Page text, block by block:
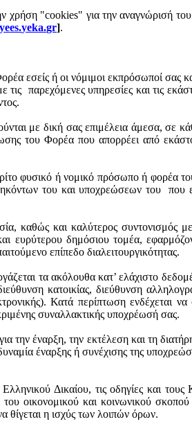
χρήση "cookies" για την αναγνώρισή
.yeka.gr].
εσείς ή οι νόμιμοι εκπρόσωποί σας
τις παρεχόμενες υπηρεσίες και τις
με δική σας επιμέλεια άμεσα, σε
του Φορέα που απορρέει από
φυσικό ή νομικό πρόσωπο ή φορέα
του και υποχρεώσεων του
που
καθώς και καλύτερος συντονισμός
δημόσιου τομέα,
επίπεδο διαλειτουργικότητας.
τα ακόλουθα κατ’ ελάχιστο
κατοικίας, διεύθυνση
Κατά περίπτωση ενδέχεται
συναλλακτικής υποχρέωσή σας.
την έναρξη, την εκτέλεση και τη
έναρξης ή συνέχισης της
Ελληνικού Δικαίου, τις οδηγίες και
οικονομικού και κοινωνικού
θίγεται η ισχύς των λοιπών όρων.